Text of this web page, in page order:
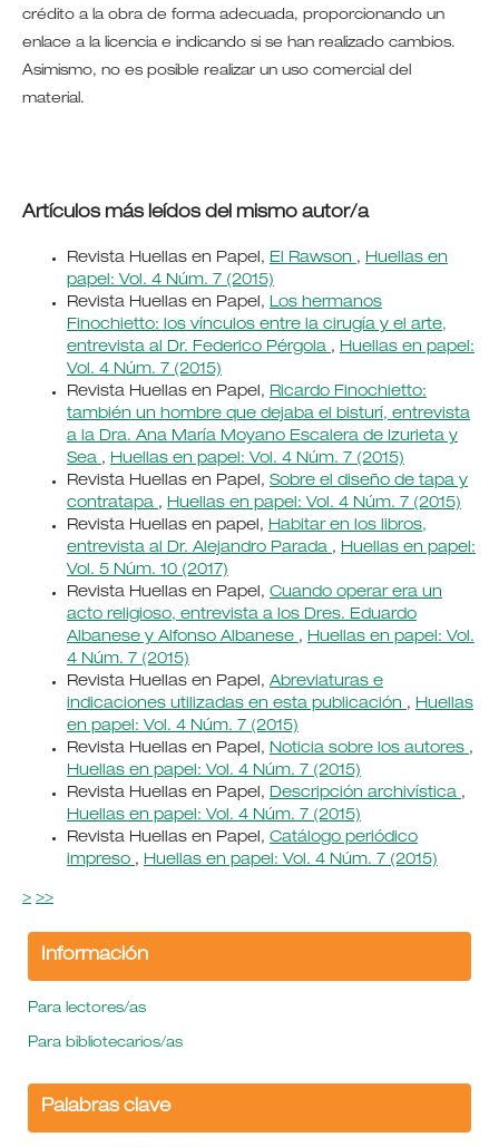
crédito a la obra de forma adecuada, proporcionando un
enlace a la licencia e indicando si se han realizado cambios.
Asimismo, no es posible realizar un uso comercial del
material.
Artículos más leídos del mismo autor/a
Revista Huellas en Papel, El Rawson , Huellas en
papel: Vol. 4 Núm. 7 (2015)
Revista Huellas en Papel, Los hermanos
Finochietto: los vínculos entre la cirugía y el arte,
entrevista al Dr. Federico Pérgola , Huellas en papel:
Vol. 4 Núm. 7 (2015)
Revista Huellas en Papel, Ricardo Finochietto:
también un hombre que dejaba el bisturí, entrevista
a la Dra. Ana María Moyano Escalera de Izurieta y
Sea , Huellas en papel: Vol. 4 Núm. 7 (2015)
Revista Huellas en Papel, Sobre el diseño de tapa y
contratapa , Huellas en papel: Vol. 4 Núm. 7 (2015)
Revista Huellas en papel, Habitar en los libros,
entrevista al Dr. Alejandro Parada , Huellas en papel:
Vol. 5 Núm. 10 (2017)
Revista Huellas en Papel, Cuando operar era un
acto religioso, entrevista a los Dres. Eduardo
Albanese y Alfonso Albanese , Huellas en papel: Vol.
4 Núm. 7 (2015)
Revista Huellas en Papel, Abreviaturas e
indicaciones utilizadas en esta publicación , Huellas
en papel: Vol. 4 Núm. 7 (2015)
Revista Huellas en Papel, Noticia sobre los autores ,
Huellas en papel: Vol. 4 Núm. 7 (2015)
Revista Huellas en Papel, Descripción archivística ,
Huellas en papel: Vol. 4 Núm. 7 (2015)
Revista Huellas en Papel, Catálogo periódico
impreso , Huellas en papel: Vol. 4 Núm. 7 (2015)
> >>
Información
Para lectores/as
Para bibliotecarios/as
Palabras clave